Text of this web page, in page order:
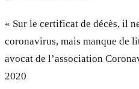
« Sur le certificat de décès, il
coronavirus, mais manque de
avocat de l’association
2020